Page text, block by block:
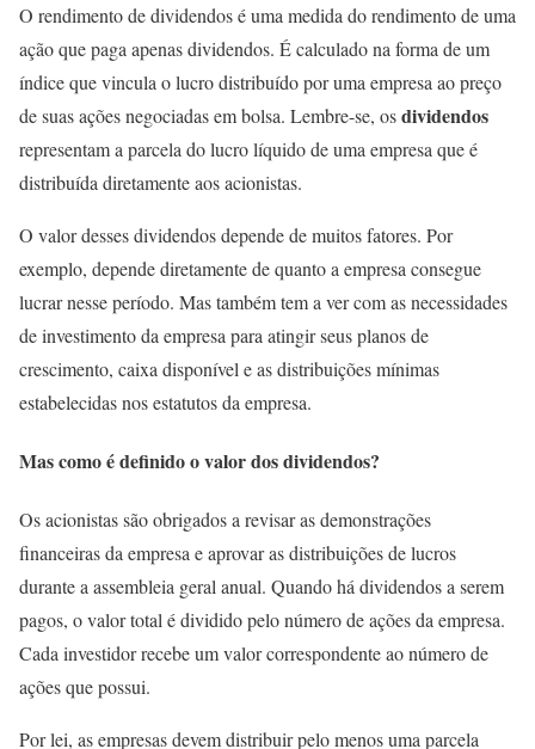
O rendimento de dividendos é uma medida do rendimento de uma
ação que paga apenas dividendos. É calculado na forma de um
índice que vincula o lucro distribuído por uma empresa ao preço
de suas ações negociadas em bolsa. Lembre-se, osdividendos
representam a parcela do lucro líquido de uma empresa que é
distribuída diretamente aos acionistas.
O valor desses dividendos depende de muitos fatores. Por
exemplo, depende diretamente de quanto a empresa consegue
lucrar nesse período. Mas também tem a ver com as necessidades
de investimento da empresa para atingir seus planos de
crescimento, caixa disponível e as distribuições mínimas
estabelecidas nos estatutos da empresa.
Mas como é definido o valor dos dividendos?
Os acionistas são obrigados a revisar as demonstrações
financeiras da empresa e aprovar as distribuições de lucros
durante a assembleia geral anual. Quando há dividendos a serem
pagos, o valor total é dividido pelo número de ações da empresa.
Cada investidor recebe um valor correspondente ao número de
ações que possui.
Por lei, as empresas devem distribuir pelo menos uma parcela